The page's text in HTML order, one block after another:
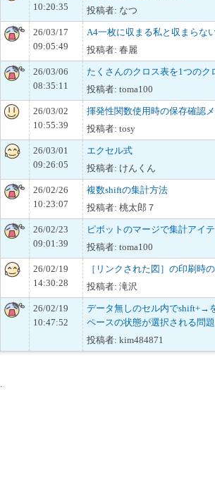
10:20:35
投稿者: なつ
26/03/17
09:05:49
A4一枚に収まる私と収まらな
投稿者: 春麗
26/03/06
08:35:11
たくさんのクロス表を1つのク
投稿者: toma100
26/03/02
10:55:39
揮発性関数使用時の保存確認
投稿者: tosy
26/03/01
09:26:05
エクセル式
投稿者: けんくん
26/02/26
10:23:07
複数shiftの集計方法
投稿者: 桃太郎７
26/02/23
09:01:39
ピボットのマージで集計アイ
投稿者: toma100
26/02/19
14:30:28
［リンクされた図］の印刷時
投稿者: 滝沢
26/02/19
10:47:52
データ無しのセル内でshift+→
ペースの状態が選択される問題
投稿者: kim484871